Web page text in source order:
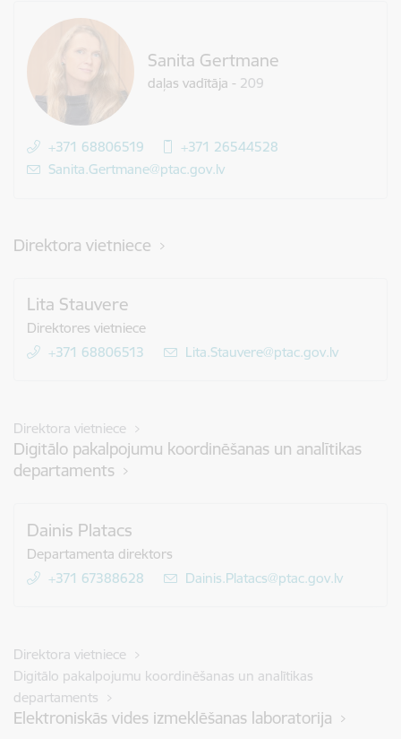
Sanita Gertmane
daļas vadītāja - 209
+371 68806519
+371 26544528
E-pasts:
Sanita.Gertmane@ptac.gov.lv
Direktora vietniece
Lita Stauvere
Direktores vietniece
+371 68806513
E-pasts:
Lita.Stauvere@ptac.gov.lv
Direktora vietniece
Digitālo pakalpojumu koordinēšanas un analītikas
departaments
Dainis Platacs
Departamenta direktors
+371 67388628
E-pasts:
Dainis.Platacs@ptac.gov.lv
Direktora vietniece
Digitālo pakalpojumu koordinēšanas un analītikas
departaments
Elektroniskās vides izmeklēšanas laboratorija